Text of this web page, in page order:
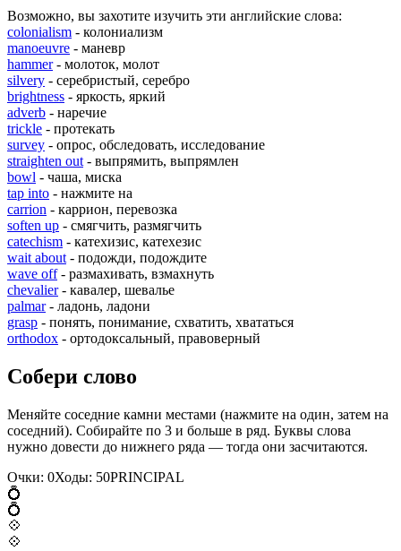
Возможно, вы захотите изучить эти английские слова:
colonialism - колониализм
manoeuvre - маневр
hammer- молоток, молот
silvery - серебристый, серебро
brightness - яркость, яркий
adverb - наречие
trickle - протекать
survey - опрос, обследовать, исследование
straighten out - выпрямить, выпрямлен
bowl - чаша, миска
tap into - нажмите на
carrion - каррион, перевозка
soften up - смягчить, размягчить
catechism - катехизис, катехезис
wait about - подожди, подождите
wave off- размахивать, взмахнуть
chevalier- кавалер, шевалье
palmar- ладонь, ладони
grasp - понять, понимание, схватить, хвататься
orthodox - ортодоксальный, правоверный
Собери слово
Меняйте соседние камни местами (нажмите на один, затем на
соседний). Собирайте по 3 и больше в ряд. Буквы слова
нужно довести до нижнего ряда — тогда они засчитаются.
Очки: 0Ходы: 50PRINCIPAL
💍
💍
💠
💠